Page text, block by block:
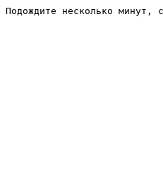
Подождите несколько минут,